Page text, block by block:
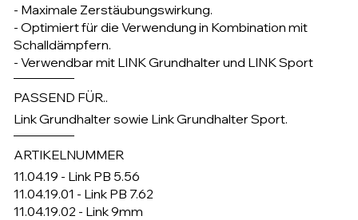
- Maximale Zerstäubungswirkung.
- Optimiert für die Verwendung in Kombination mit
Schalldämpfern.
- Verwendbar mit LINK Grundhalter und LINK Sport
PASSEND FÜR..
Link Grundhalter sowie Link Grundhalter Sport.
ARTIKELNUMMER
11.04.19 - Link PB 5.56
11.04.19.01 - Link PB 7.62
11.04.19.02 - Link 9mm